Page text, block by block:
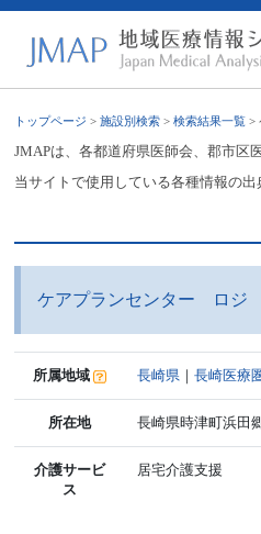
トップページ >施設別検索 >検索結果一覧 >
JMAPは、各都道府県医師会、郡市区
当サイトで使用している各種情報の出
ケアプランセンター ロジ
所属地域 長崎県 ｜長崎医療
所在地 長崎県時津町浜田
介護サービ
ス
居宅介護支援